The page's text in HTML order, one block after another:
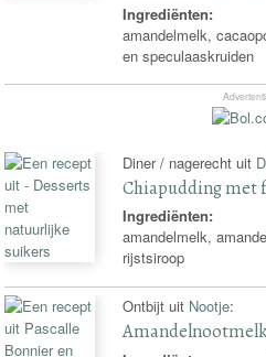
Ingrediënten:
amandelmelk,
en speculaaskruiden
Diner / nagerecht uit
Chiapudding met
Ingrediënten:
amandelmelk,
rijstsiroop
Ontbijt uit Nootje: